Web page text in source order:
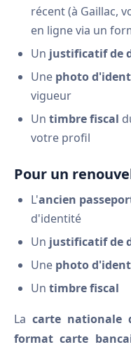
récent (à Gaillac,
en ligne via un
Un justificatif de
Une photo
vigueur
Un timbre fiscal
votre profil
Pour un
L'ancien
d'identité
Un justificatif de
Une photo
Un timbre fiscal
La carte nationale
format carte